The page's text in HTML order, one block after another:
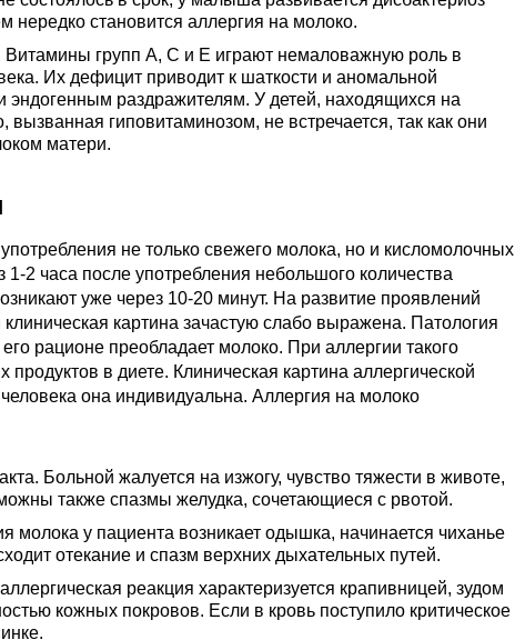
нередко становится аллергия на молоко.
Витамины групп А, С и Е играют немаловажную роль в
Их дефицит приводит к шаткости и аномальной
эндогенным раздражителям. У детей, находящихся на
гиповитаминозом, не встречается, так как они
матери.
не только свежего молока, но и кисломолочных
2 часа после употребления небольшого количества
уже через 10-20 минут. На развитие проявлений
картина зачастую слабо выражена. Патология
рационе преобладает молоко. При аллергии такого
в диете. Клиническая картина аллергической
она индивидуальна. Аллергия на молоко
Больной жалуется на изжогу, чувство тяжести в животе,
также спазмы желудка, сочетающиеся с рвотой.
молока у пациента возникает одышка, начинается чиханье
отекание и спазм верхних дыхательных путей.
реакция характеризуется крапивницей, зудом
кожных покровов. Если в кровь поступило критическое